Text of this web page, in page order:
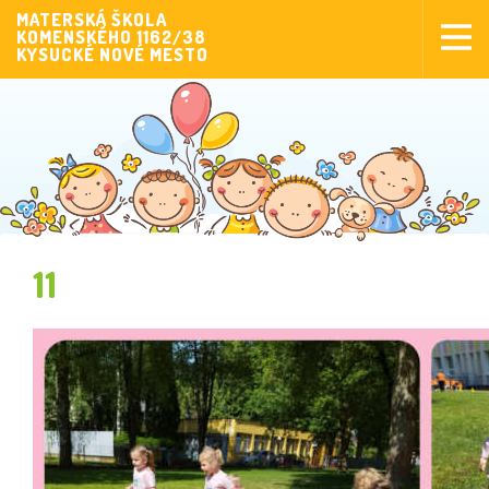
Aktivity pre deti
Fotogaléria
Naša škola
Prijímanie detí
Dokumenty
Krúžková činnosť
Zverejňovanie
MATERSKÁ ŠKOLA
KOMENSKÉHO 1162/38
KYSUCKÉ NOVÉ MESTO
11